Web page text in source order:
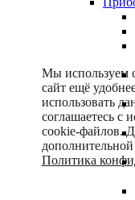
Мы используем
сайт ещё
использовать
соглашаетесь с
cookie-файлов.
Политика